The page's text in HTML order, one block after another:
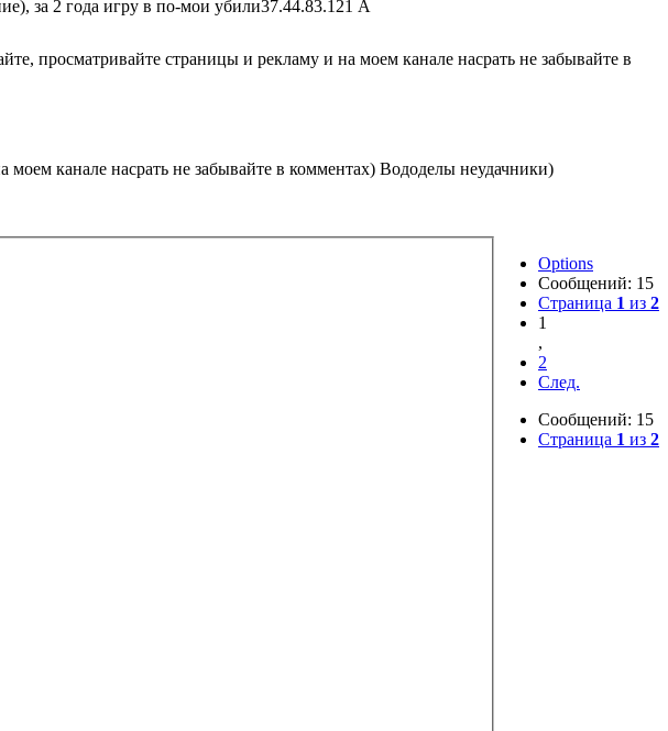
за 2 года игру в пo-мои убили37.44.83.121 A
просматривайте страницы и рекламу и на моем канале насрать не забывайте в
канале насрать не забывайте в комментах) Вододелы неудачники)
Options
Сообщений: 15
Страница 1 из 2
1
,
2
След.
Сообщений: 15
Страница 1 из 2